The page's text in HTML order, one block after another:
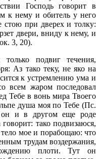
Господь говорит в
к нему и обитель у него
при дверех и толку:
двери, вниду к нему, и
3, 20).
подвиг течения,
Аз тако теку, не яко на
к устремлению ума и
всем жаром последовал
Тебе в вонь мира Твоего
душа моя по Тебе (Пс.
он и в другом еще роде
говорит: тако подвизаюся,
мое и порабощаю: что
трудам воздержания,
плоти. Тут он